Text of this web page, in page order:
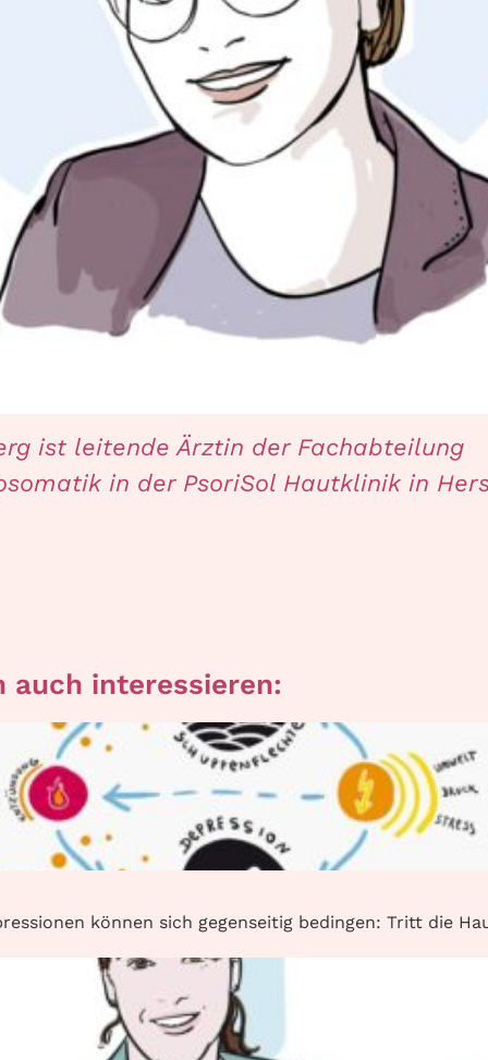
ist leitende Ärztin der Fachabteilung
in der PsoriSol Hautklinik in
auch interessieren:
können sich gegenseitig bedingen: Tritt die